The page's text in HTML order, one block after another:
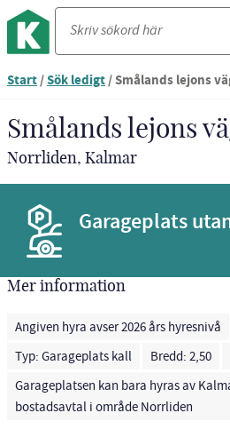
Start/Sök ledigt/Smålands lejons
Smålands lejons
Norrliden, Kalmar
Garageplats
Mer information
Angiven hyra avser 2026 års hyresnivå
Typ: Garageplats kall
Bredd: 2,50
Garageplatsen kan bara hyras av
bostadsavtal i område Norrliden